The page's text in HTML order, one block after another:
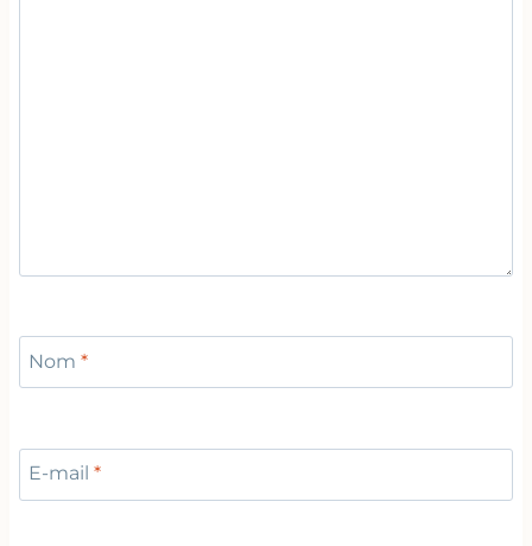
Nom *
E-mail *